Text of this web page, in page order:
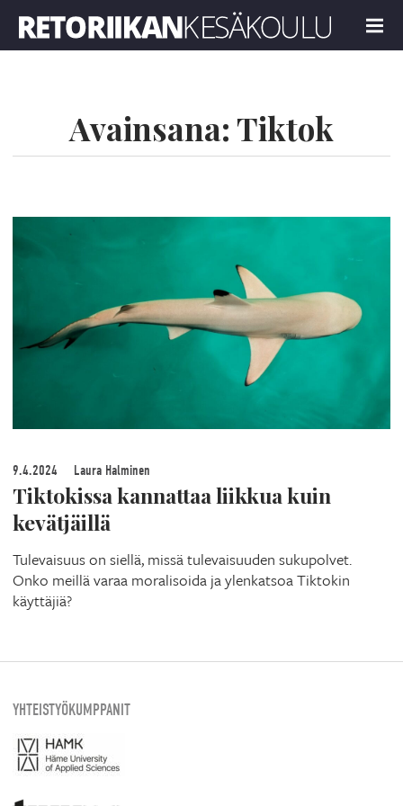
MENU
Avainsana:Tiktok
9.4.2024 Laura Halminen
Tiktokissa kannattaa liikkua kuin
kevätjäillä
Tulevaisuus on siellä, missä tulevaisuuden sukupolvet.
Onko meillä varaa moralisoida ja ylenkatsoa Tiktokin
käyttäjiä?
YHTEISTYÖKUMPPANIT